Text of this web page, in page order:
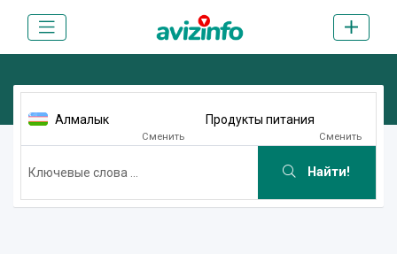
Алмалык
Сменить
Продукты питания
Сменить
Найти!